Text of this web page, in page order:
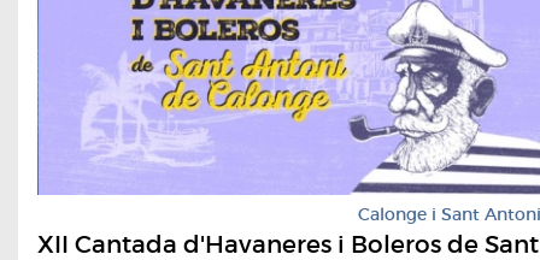
Calonge i Sant Antoni
XII Cantada d'Havaneres i Boleros de Sant